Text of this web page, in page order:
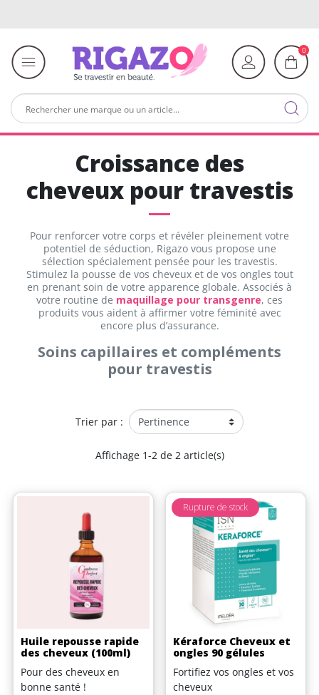
0
Croissance des
cheveux pour travestis
Pour renforcer votre corps et révéler pleinement votre
potentiel de séduction, Rigazo vous propose une
sélection spécialement pensée pour les travestis.
Stimulez la pousse de vos cheveux et de vos ongles tout
en prenant soin de votre apparence globale. Associés à
votre routine de maquillage pour transgenre, ces
produits vous aident à affirmer votre féminité avec
encore plus d’assurance.
Soins capillaires et compléments
pour travestis
Trier par :
Affichage 1-2 de 2 article(s)
Huile repousse rapide
des cheveux (100ml)
Pour des cheveux en
bonne santé !
Kéraforce Cheveux et
ongles 90 gélules
Fortifiez vos ongles et vos
cheveux
Rupture de stock